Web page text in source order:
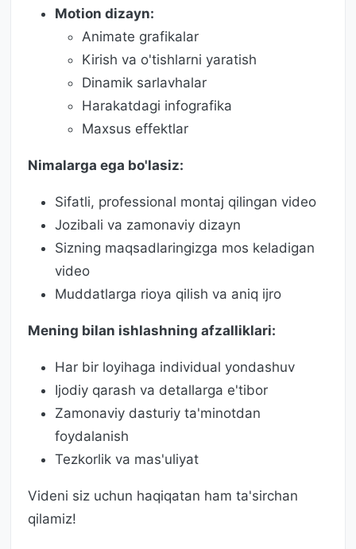
Motion dizayn:
Animate grafikalar
Kirish va o'tishlarni yaratish
Dinamik sarlavhalar
Harakatdagi infografika
Maxsus effektlar
Nimalarga ega bo'lasiz:
Sifatli, professional montaj qilingan video
Jozibali va zamonaviy dizayn
Sizning maqsadlaringizga mos keladigan
video
Muddatlarga rioya qilish va aniq ijro
Mening bilan ishlashning afzalliklari:
Har bir loyihaga individual yondashuv
Ijodiy qarash va detallarga e'tibor
Zamonaviy dasturiy ta'minotdan
foydalanish
Tezkorlik va mas'uliyat
Videni siz uchun haqiqatan ham ta'sirchan
qilamiz!